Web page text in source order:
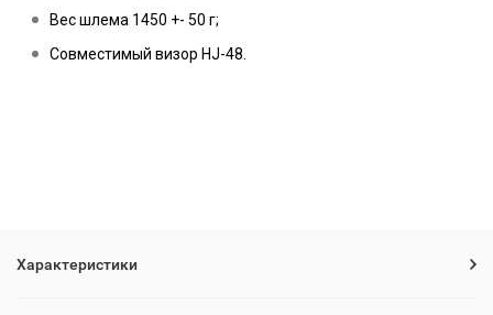
Вес шлема 1450 +- 50 г;
Совместимый визор HJ-48.
Характеристики